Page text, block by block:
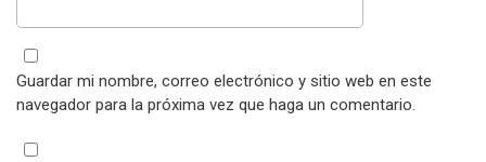
Guardar mi nombre, correo electrónico y sitio web en este
navegador para la próxima vez que haga un comentario.